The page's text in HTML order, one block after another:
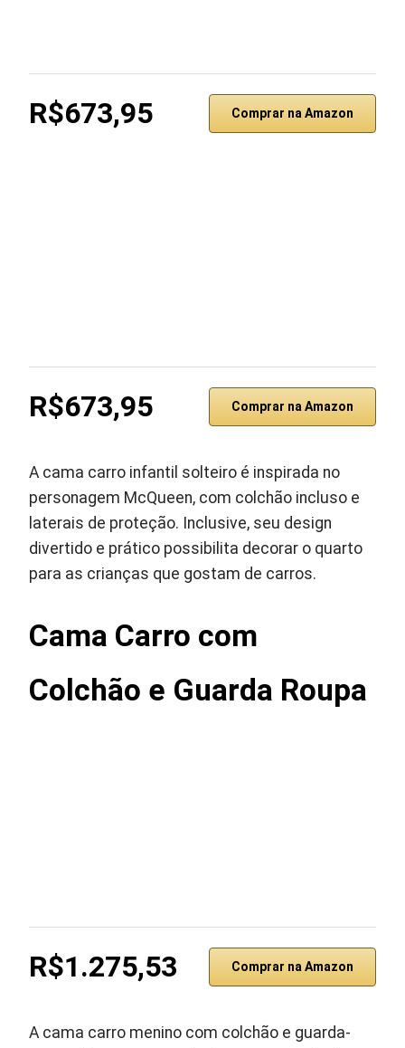
R$673,95 Comprar na Amazon
R$673,95 Comprar na Amazon
A cama carro infantil solteiro é inspirada no
personagem McQueen, com colchão incluso e
laterais de proteção. Inclusive, seu design
divertido e prático possibilita decorar o quarto
para as crianças que gostam de carros.
Cama Carro com
Colchão e Guarda Roupa
R$1.275,53 Comprar na Amazon
A cama carro menino com colchão e guarda-